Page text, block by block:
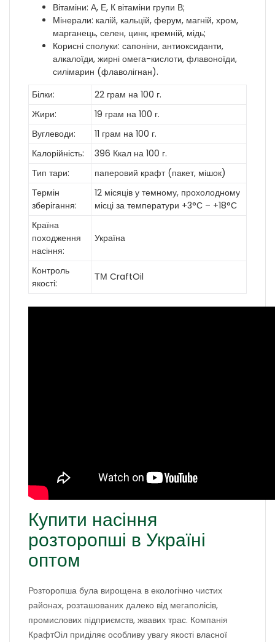
Вітаміни: А, Е, К вітаміни групи В;
Мінерали: калій, кальцій, ферум, магній, хром,
марганець, селен, цинк, кремній, мідь;
Корисні сполуки: сапоніни, антиоксиданти,
алкалоїди, жирні омега-кислоти, флавоноїди,
силімарин (флаволігнан).
Білки:
22 грам на 100 г.
Жири:
19 грам на 100 г.
Вуглеводи:
11 грам на 100 г.
Калорійність:
396 Ккал на 100 г.
Тип тари:
паперовий крафт (пакет, мішок)
Термін
зберігання:
12 місяців у темному, прохолодному
місці за температури +3°С – +18°С
Країна
походження
насіння:
Україна
Контроль
якості:
ТМ CraftOil
Купити насіння
розторопші в Україні
оптом
Розторопша була вирощена в екологічно чистих
районах, розташованих далеко від мегаполісів,
промислових підприємств, жвавих трас. Компанія
КрафтОіл приділяє особливу увагу якості власної